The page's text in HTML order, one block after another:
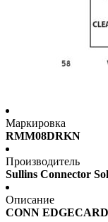
Маркировка
RMM08DRKN
Производитель
Sullins Connector
Описание
CONN